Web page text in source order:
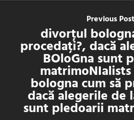
Previous Post
divorțul
procedați?, dacă
BOloGna sunt
bologna cum să
dacă alegerile de
sunt pledoarii